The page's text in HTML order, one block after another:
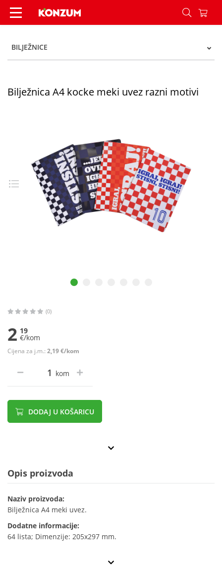
Bilježnica A4 kocke meki uvez razni motivi -
BILJEŽNICE
Bilježnica A4 kocke meki uvez razni motivi
(0)
2 19
€/kom
Cijena za j.m.: 2,19 €/kom
kom
DODAJ U KOŠARICU
Opis proizvoda
Naziv proizvoda:
Bilježnica A4 meki uvez.
Dodatne informacije:
64 lista; Dimenzije: 205x297 mm.